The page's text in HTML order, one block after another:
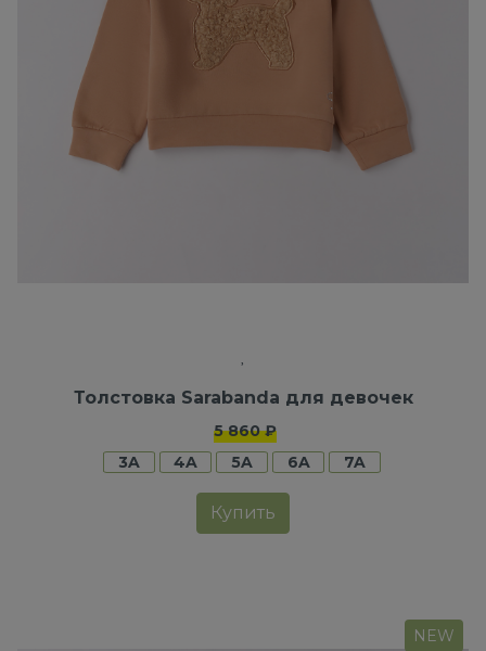
Толстовка Sarabanda для девочек
5 860 ₽
3A
4A 5A 6A 7A
Купить
NEW